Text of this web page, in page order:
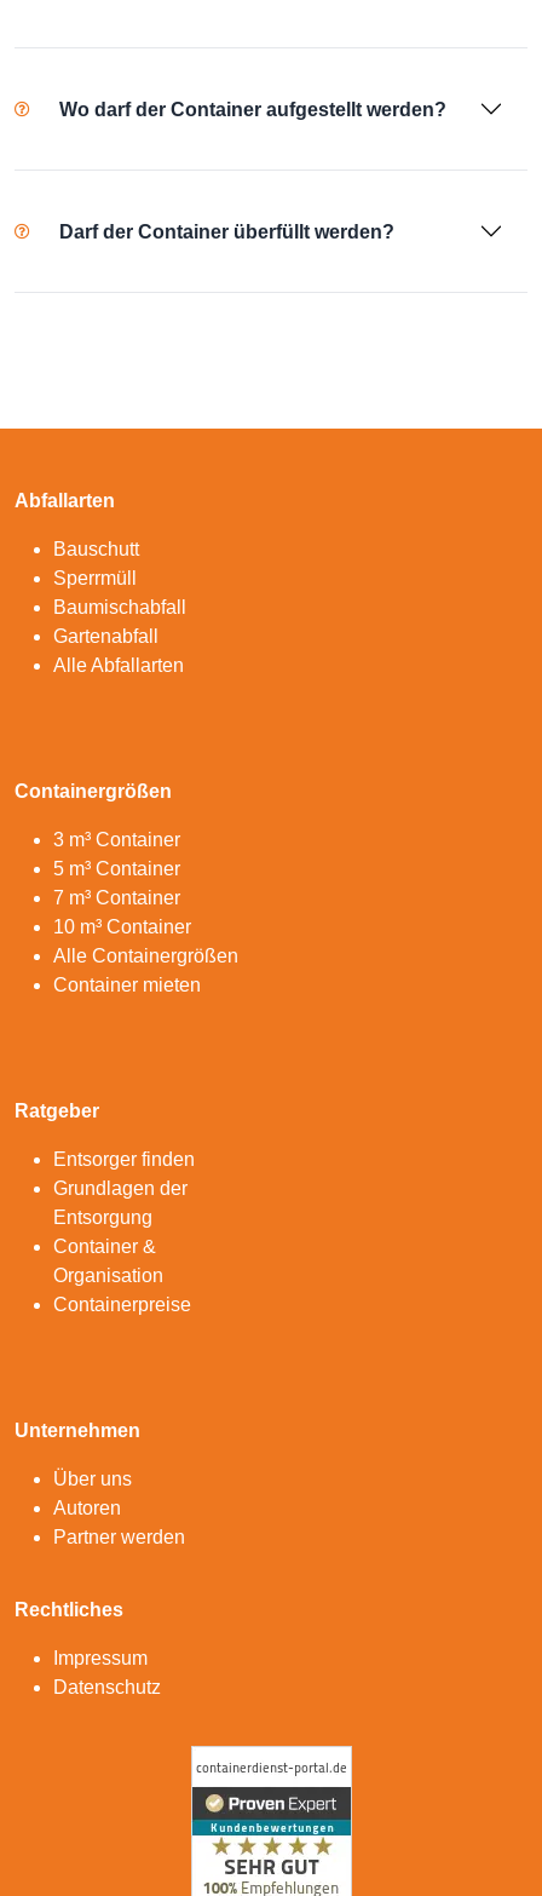
Wo darf der Container aufgestellt werden?
Darf der Container überfüllt werden?
Abfallarten
Bauschutt
Sperrmüll
Baumischabfall
Gartenabfall
Alle Abfallarten
Containergrößen
3 m³ Container
5 m³ Container
7 m³ Container
10 m³ Container
Alle Containergrößen
Container mieten
Ratgeber
Entsorger finden
Grundlagen der
Entsorgung
Container &
Organisation
Containerpreise
Unternehmen
Über uns
Autoren
Partner werden
Rechtliches
Impressum
Datenschutz